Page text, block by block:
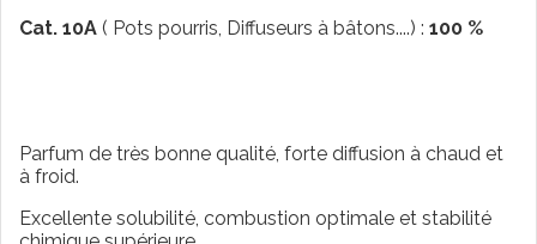
Cat. 10A ( Pots pourris, Diffuseurs à bâtons....) : 100 %
Parfum de très bonne qualité, forte diffusion à chaud et
à froid.
Excellente solubilité, combustion optimale et stabilité